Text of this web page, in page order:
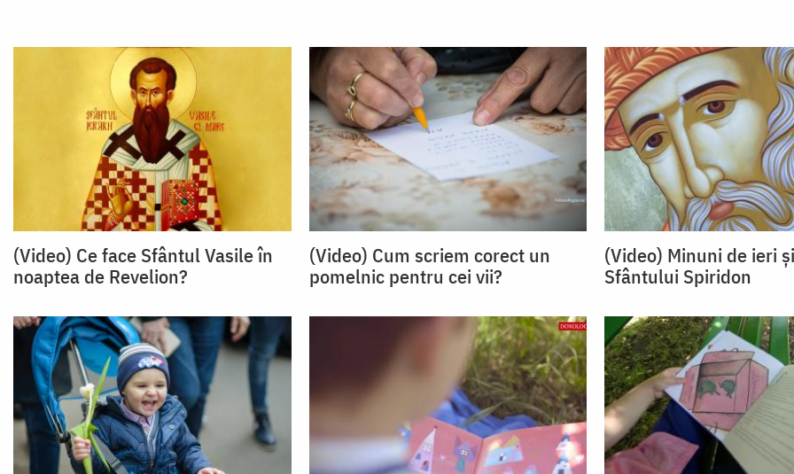
(Video) Ce face Sfântul Vasile în
noaptea de Revelion?
(Video) Cum scriem corect un
pomelnic pentru cei vii?
(Video) Minuni de ieri
Sfântului Spiridon